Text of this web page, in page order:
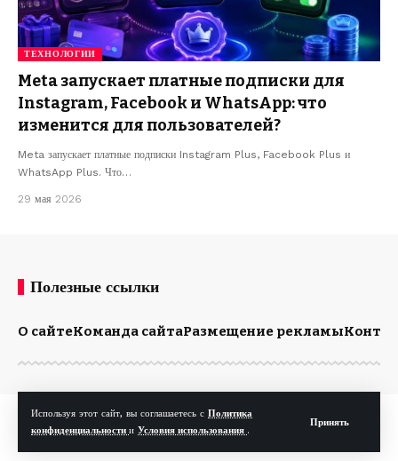
Используя этот сайт, вы соглашаетесь с Политика
конфиденциальности и Условия использования .
Принять
ТЕХНОЛОГИИ
Meta запускает платные подписки для
Instagram, Facebook и WhatsApp: что
изменится для пользователей?
Meta запускает платные подписки Instagram Plus, Facebook Plus и
WhatsApp Plus. Что…
29 мая 2026
Полезные ссылки
О сайтеКоманда сайтаРазмещение рекламы
© Kp.md. Все права защищены.